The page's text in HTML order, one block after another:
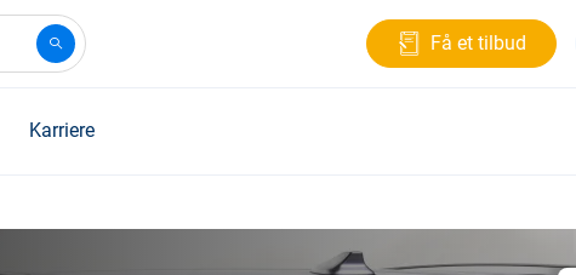
Få et tilbud
Karriere